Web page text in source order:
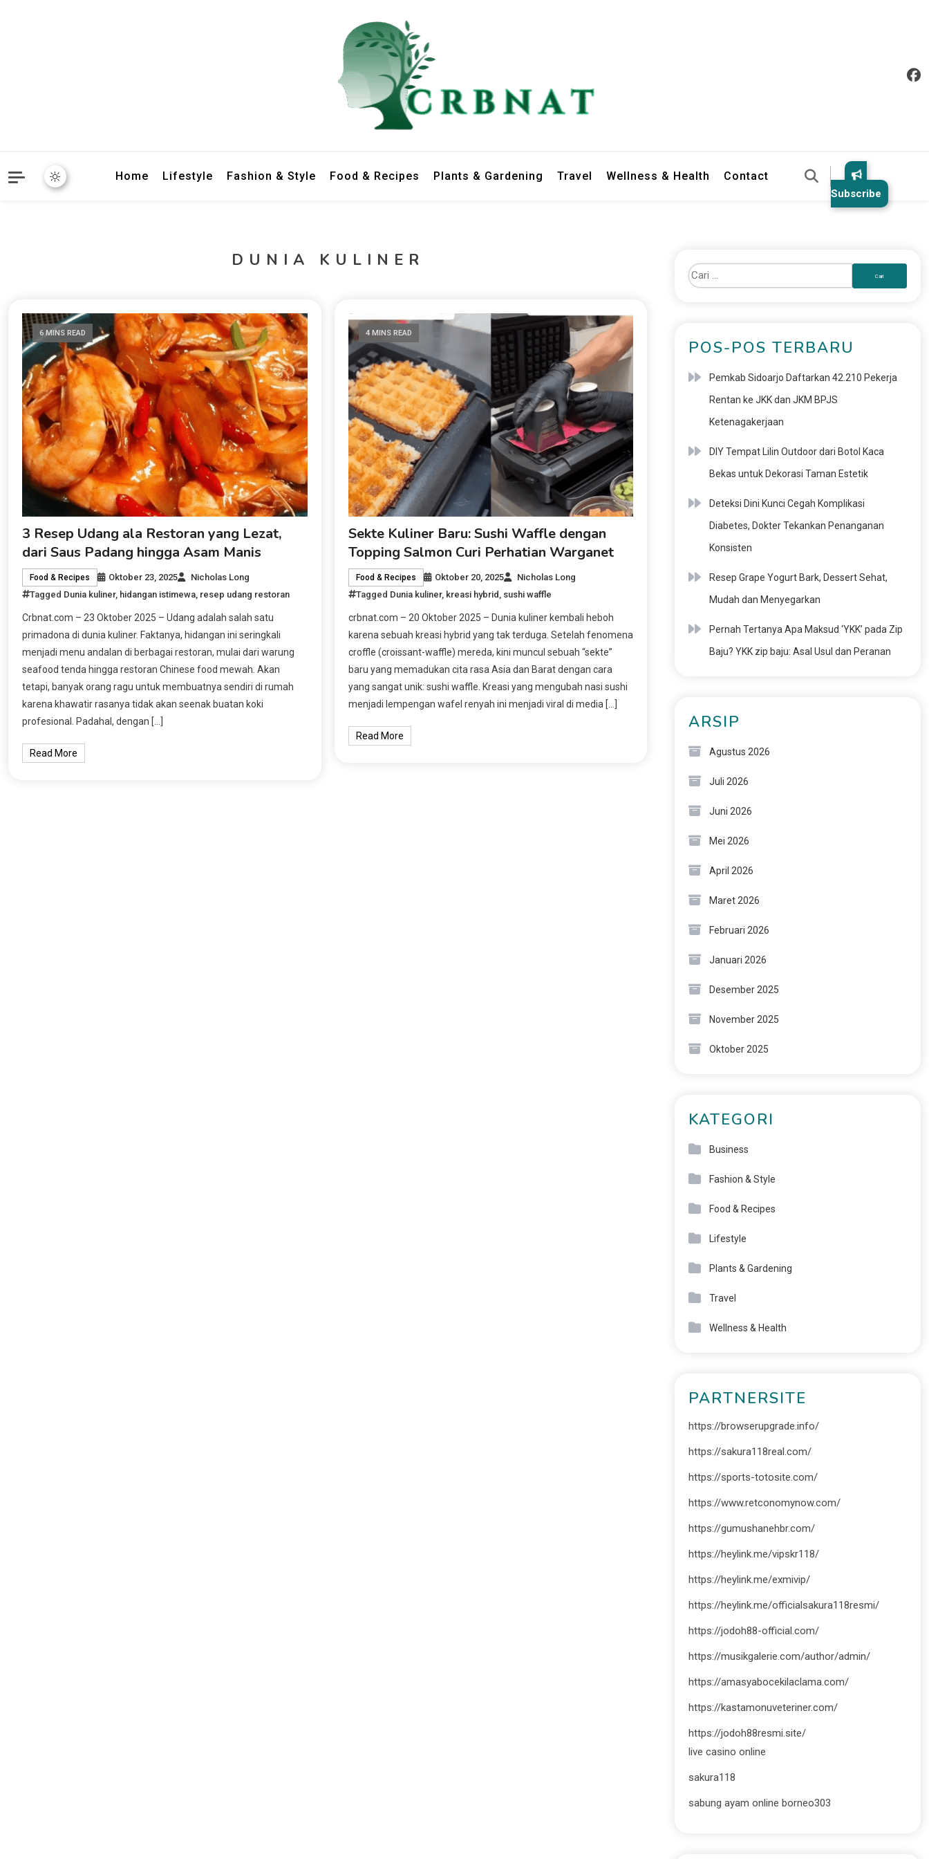
Home Lifestyle Fashion & Style Food & Recipes Plants & Gardening Travel Wellness & Health Contact
Subscribe
DUNIA KULINER
6 MINS READ
3 Resep Udang ala Restoran yang Lezat,
dari Saus Padang hingga Asam Manis
Food & Recipes Oktober 23, 2025
Nicholas Long
Tagged Dunia kuliner, hidangan istimewa resep udang restoran
Crbnat.com – 23 Oktober 2025 – Udang adalah salah satu
primadona di dunia kuliner. Faktanya, hidangan ini seringkali
menjadi menu andalan di berbagai restoran, mulai dari warung
seafood tenda hingga restoran Chinese food mewah. Akan
tetapi, banyak orang ragu untuk membuatnya sendiri di rumah
karena khawatir rasanya tidak akan seenak buatan koki
profesional. Padahal, dengan […]
Read More
4 MINS READ
Sekte Kuliner Baru: Sushi Waffle dengan
Topping Salmon Curi Perhatian Warganet
Food & Recipes Oktober 20, 2025
Nicholas Long
Tagged Dunia kuliner, kreasi hybrid sushi waffle
crbnat.com – 20 Oktober 2025 – Dunia kuliner kembali heboh
karena sebuah kreasi hybrid yang tak terduga. Setelah fenomena
croffle (croissant-waffle) mereda, kini muncul sebuah “sekte”
baru yang memadukan cita rasa Asia dan Barat dengan cara
yang sangat unik: sushi waffle. Kreasi yang mengubah nasi sushi
menjadi lempengan wafel renyah ini menjadi viral di media […]
Read More
POS-POS TERBARU
Pemkab Sidoarjo Daftarkan 42.210 Pekerja
Rentan ke JKK dan JKM BPJS
Ketenagakerjaan
DIY Tempat Lilin Outdoor dari Botol Kaca
Bekas untuk Dekorasi Taman Estetik
Deteksi Dini Kunci Cegah Komplikasi
Diabetes, Dokter Tekankan Penanganan
Konsisten
Resep Grape Yogurt Bark, Dessert Sehat,
Mudah dan Menyegarkan
Pernah Tertanya Apa Maksud ‘YKK’ pada Zip
Baju? YKK zip baju: Asal Usul dan Peranan
ARSIP
Agustus 2026
Juli 2026
Juni 2026
Mei 2026
April 2026
Maret 2026
Februari 2026
Januari 2026
Desember 2025
November 2025
Oktober 2025
KATEGORI
Business
Fashion & Style
Food & Recipes
Lifestyle
Plants & Gardening
Travel
Wellness & Health
PARTNERSITE
https://browserupgrade.info/
https://sakura118real.com/
https://sports-totosite.com/
https://www.retconomynow.com/
https://gumushanehbr.com/
https://heylink.me/vipskr118/
https://heylink.me/exmivip/
https://heylink.me/officialsakura118resmi/
https://jodoh88-official.com/
https://musikgalerie.com/author/admin/
https://amasyabocekilaclama.com/
https://kastamonuveteriner.com/
https://jodoh88resmi.site/
live casino online
sakura118
sabung ayam online borneo303